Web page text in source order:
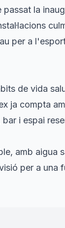
la
per a
de vida
ja compta
i espai
amb aigua
per a una